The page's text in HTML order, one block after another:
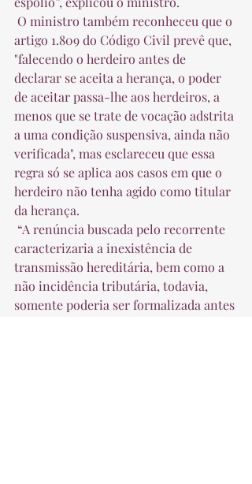
artigo 1.809 do Código Civil prevê que,
"falecendo o herdeiro antes de
declarar se aceita a herança, o poder
de aceitar passa-lhe aos herdeiros, a
menos que se trate de vocação adstrita
a uma condição suspensiva, ainda não
verificada", mas esclareceu que essa
regra só se aplica aos casos em que o
herdeiro não tenha agido como titular
da herança.
caracterizaria a inexistência de
transmissão hereditária, bem como a
não incidência tributária, todavia,
somente poderia ser formalizada antes